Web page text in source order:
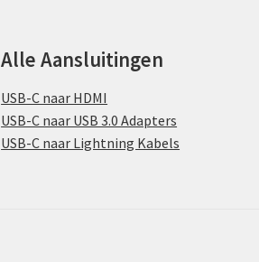
Alle Aansluitingen
USB-C naar HDMI
USB-C naar USB 3.0 Adapters
USB-C naar Lightning Kabels